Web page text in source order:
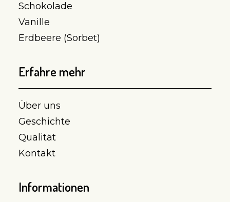
Schokolade
Vanille
Erdbeere (Sorbet)
Erfahre mehr
Über uns
Geschichte
Qualität
Kontakt
Informationen